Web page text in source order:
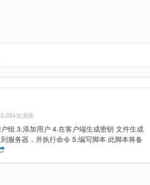
3,054次浏览
组 3.添加用户 4.在客户端生成密钥 文件生成
服务器，并执行命令 5.编写脚本 此脚本将备